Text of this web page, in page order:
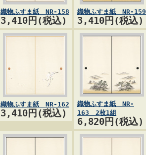
織物ふすま紙 NR-158
3,410円(税込)
織物ふすま紙 NR-159
3,410円(税込)
織物ふすま紙 NR-162
3,410円(税込)
織物ふすま紙 NR-
163 2枚1組
6,820円(税込)